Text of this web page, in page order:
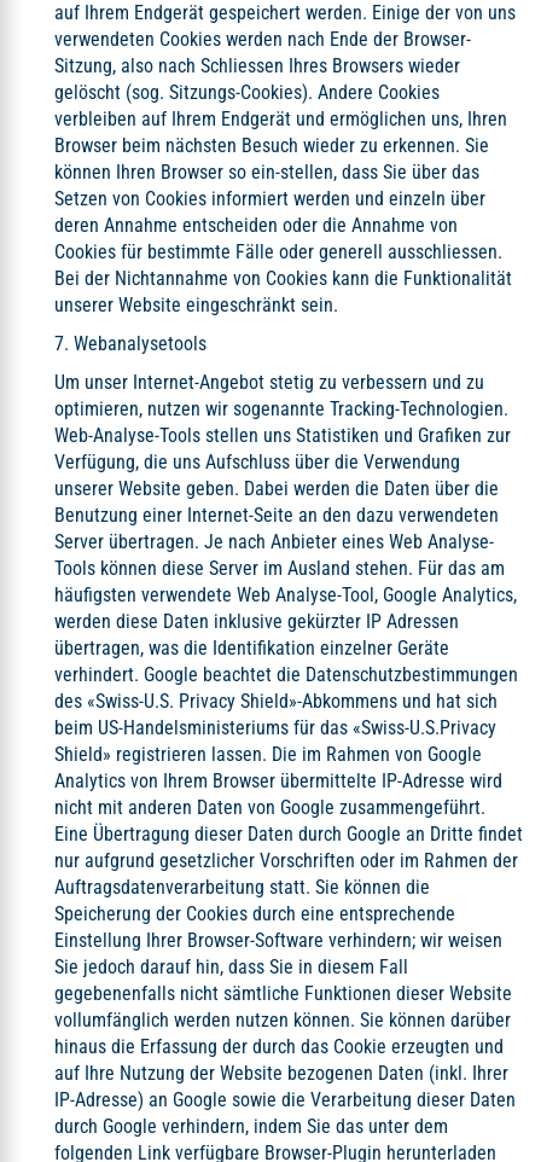
auf Ihrem Endgerät gespeichert werden. Einige der von uns
verwendeten Cookies werden nach Ende der Browser-
Sitzung, also nach Schliessen Ihres Browsers wieder
gelöscht (sog. Sitzungs-Cookies). Andere Cookies
verbleiben auf Ihrem Endgerät und ermöglichen uns, Ihren
Browser beim nächsten Besuch wieder zu erkennen. Sie
können Ihren Browser so ein-stellen, dass Sie über das
Setzen von Cookies informiert werden und einzeln über
deren Annahme entscheiden oder die Annahme von
Cookies für bestimmte Fälle oder generell ausschliessen.
Bei der Nichtannahme von Cookies kann die Funktionalität
unserer Website eingeschränkt sein.
7. Webanalysetools
Um unser Internet-Angebot stetig zu verbessern und zu
optimieren, nutzen wir sogenannte Tracking-Technologien.
Web-Analyse-Tools stellen uns Statistiken und Grafiken zur
Verfügung, die uns Aufschluss über die Verwendung
unserer Website geben. Dabei werden die Daten über die
Benutzung einer Internet-Seite an den dazu verwendeten
Server übertragen. Je nach Anbieter eines Web Analyse-
Tools können diese Server im Ausland stehen. Für das am
häufigsten verwendete Web Analyse-Tool, Google Analytics,
werden diese Daten inklusive gekürzter IP Adressen
übertragen, was die Identifikation einzelner Geräte
verhindert. Google beachtet die Datenschutzbestimmungen
des «Swiss-U.S. Privacy Shield»-Abkommens und hat sich
beim US-Handelsministeriums für das «Swiss-U.S.Privacy
Shield» registrieren lassen. Die im Rahmen von Google
Analytics von Ihrem Browser übermittelte IP-Adresse wird
nicht mit anderen Daten von Google zusammengeführt.
Eine Übertragung dieser Daten durch Google an Dritte findet
nur aufgrund gesetzlicher Vorschriften oder im Rahmen der
Auftragsdatenverarbeitung statt. Sie können die
Speicherung der Cookies durch eine entsprechende
Einstellung Ihrer Browser-Software verhindern; wir weisen
Sie jedoch darauf hin, dass Sie in diesem Fall
gegebenenfalls nicht sämtliche Funktionen dieser Website
vollumfänglich werden nutzen können. Sie können darüber
hinaus die Erfassung der durch das Cookie erzeugten und
auf Ihre Nutzung der Website bezogenen Daten (inkl. Ihrer
IP-Adresse) an Google sowie die Verarbeitung dieser Daten
durch Google verhindern, indem Sie das unter dem
folgenden Link verfügbare Browser-Plugin herunterladen